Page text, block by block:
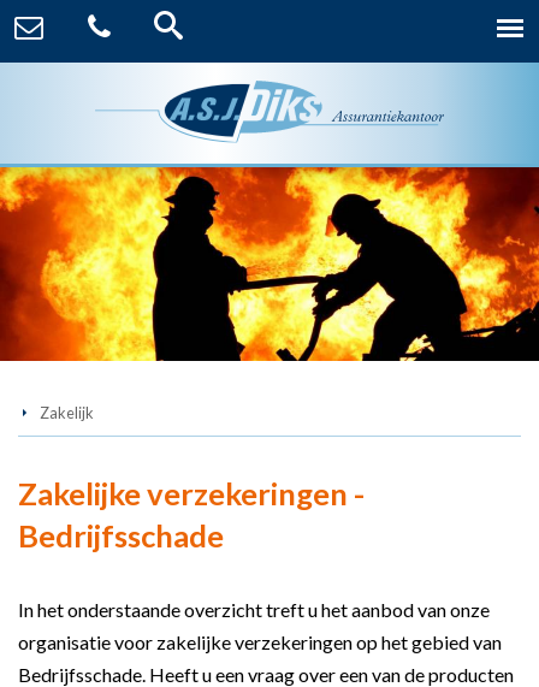
Zakelijk
Zakelijke verzekeringen -
Bedrijfsschade
In het onderstaande overzicht treft u het aanbod van onze
organisatie voor zakelijke verzekeringen op het gebied van
Bedrijfsschade. Heeft u een vraag over een van de producten